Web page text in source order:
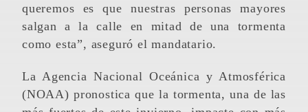
queremos es que nuestras personas mayores
salgan a la calle en mitad de una tormenta
como esta”, aseguró el mandatario.
La Agencia Nacional Oceánica y Atmosférica
(NOAA) pronostica que la tormenta, una de las